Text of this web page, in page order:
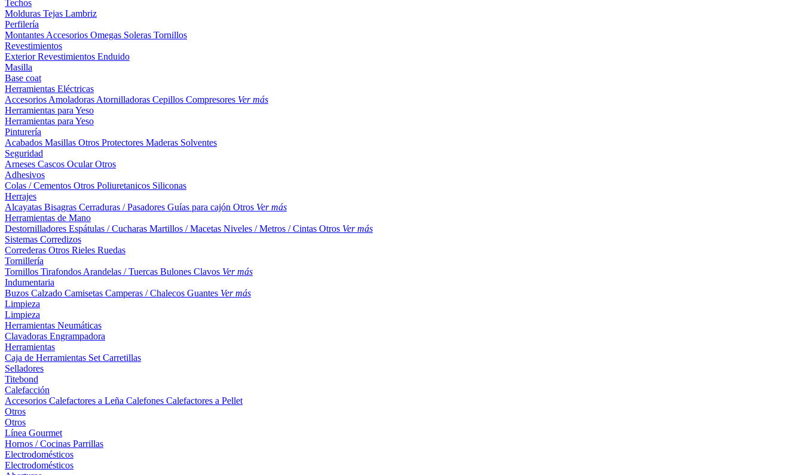
Techos
Molduras Tejas Lambriz
Perfilería
Montantes Accesorios Omegas Soleras Tornillos
Revestimientos
ExteriorRevestimientos Enduido
Masilla
Base coat
Herramientas Eléctricas
Accesorios Amoladoras Atornilladoras Cepillos Compresores Ver más
Herramientas para Yeso
Herramientas para Yeso
Pinturería
Acabados Masillas Otros Protectores Maderas Solventes
Seguridad
Arneses Cascos OcularOtros
Adhesivos
Colas / Cementos Otros Poliuretanicos Siliconas
Herrajes
Alcayatas Bisagras Cerraduras / Pasadores Guías para cajón Otros Ver más
Herramientas de Mano
Destornilladores Espátulas / Cucharas Martillos / Macetas Niveles / Metros / Cintas Otros Ver más
Sistemas Corredizos
Correderas Otros Rieles Ruedas
Tornillería
Tornillos Tirafondos Arandelas / Tuercas Bulones Clavos Ver más
Indumentaria
Buzos Calzado Camisetas Camperas / Chalecos Guantes Ver más
Limpieza
Limpieza
Herramientas Neumáticas
Clavadoras Engrampadora
Herramientas
Caja de Herramientas Set Carretillas
Selladores
Titebond
Calefacción
Accesorios Calefactores a Leña Calefones Calefactores a Pellet
Otros
Otros
Línea Gourmet
Hornos / Cocinas Parrillas
Electrodomésticos
Electrodomésticos